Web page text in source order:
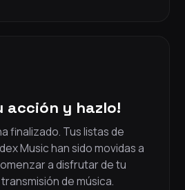
acción y hazlo!
finalizado. Tus listas de
Music han sido movidas a
a disfrutar de tu
de música.